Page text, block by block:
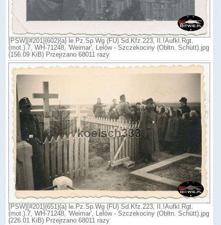
[PSW][#201]{602}{a} le.Pz.Sp.Wg (FU) Sd.Kfz.223, II.!Aufkl.Rgt.
(mot.).7, WH-71248, 'Weimar', Lelów - Szczekociny (Obltn. Schütt).jpg
(156.09 KiB) Przejrzano 68011 razy
[PSW][#201]{651}{a} le.Pz.Sp.Wg (FU) Sd.Kfz.223, II.!Aufkl.Rgt.
(mot.).7, WH-71248, 'Weimar', Lelów - Szczekociny (Obltn. Schütt).jpg
(226.01 KiB) Przejrzano 68011 razy